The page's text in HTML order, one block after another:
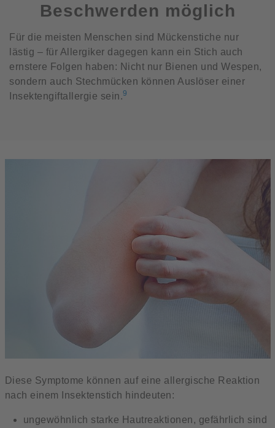
Beschwerden möglich
Für die meisten Menschen sind Mückenstiche nur
lästig – für Allergiker dagegen kann ein Stich auch
ernstere Folgen haben: Nicht nur Bienen und Wespen,
sondern auch Stechmücken können Auslöser einer
Insektengiftallergie sein.9
Diese Symptome können auf eine allergische Reaktion
nach einem Insektenstich hindeuten:
ungewöhnlich starke Hautreaktionen, gefährlich sind